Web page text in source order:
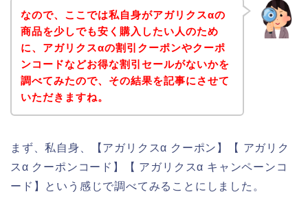
なので、ここでは私自身がアガリクスαの
商品を少しでも安く購入したい人のため
に、アガリクスαの割引クーポンやクーポ
ンコードなどお得な割引セールがないかを
調べてみたので、その結果を記事にさせて
いただきますね。
まず、私自身、【アガリクスα クーポン】【 アガリク
スα クーポンコード】【 アガリクスα キャンペーンコ
ード】という感じで調べてみることにしました。